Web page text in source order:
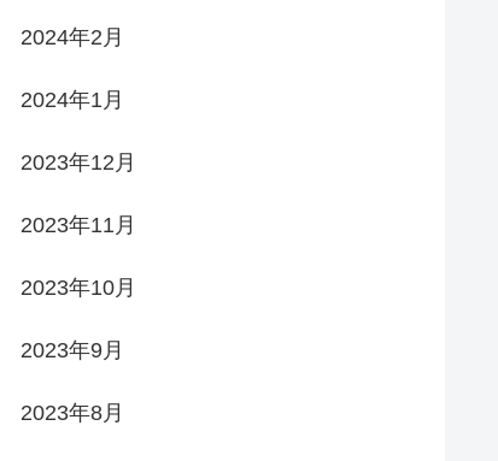
2024年2月
2024年1月
2023年12月
2023年11月
2023年10月
2023年9月
2023年8月